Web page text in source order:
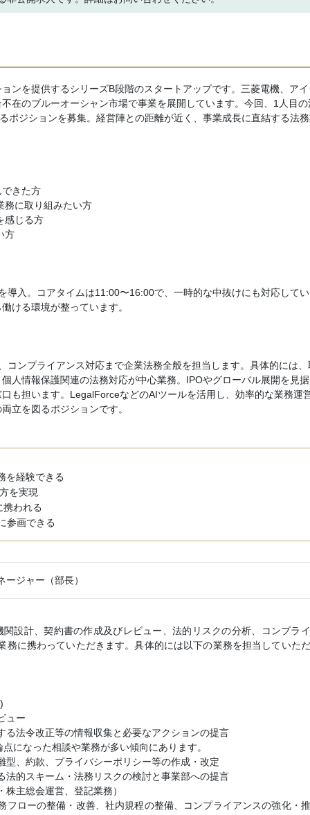
ンを提供するシリーズB段階のスタートアップです。三菱電機、ア
在のブルーオーシャン市場で事業を展開しています。今回、1人目の
ポジションを募集。経営陣との距離が近く、事業成長に直結する法
きた方
に取り組みたい方
感じる方
方
導入。コアタイムは11:00〜16:00で、一時的な中抜けにも対応して
ける環境が整っています。
ンプライアンス対応まで企業法務全般を担当します。具体的には、
人情報保護関連の法務対応が中心業務。IPOやグローバル展開を見
も担います。LegalForceなどのAIツールを活用し、効率的な業務運
立を図るポジションです。
を経験できる
を実現
われる
参画できる
ジャー（部長）
設計、契約書の作成及びレビュー、法的リスクの分析、コンプラ
務に携わっていただきます。具体的には以下の業務を担当していた
ュー
る法令改正等の情報収集と必要なアクションの提言
になった相談や業務が多い傾向にあります。
型、約款、プライバシーポリシー等の作成・改定
法的スキーム・法務リスクの検討と事業部への提言
主総会運営、登記業務）
フローの整備・改善、社内規程の整備、コンプライアンスの強化・